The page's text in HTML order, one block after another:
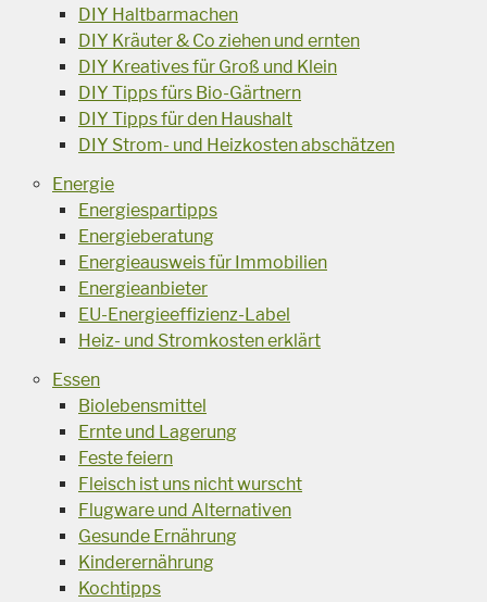
DIY Haltbarmachen
DIY Kräuter & Co ziehen und ernten
DIY Kreatives für Groß und Klein
DIY Tipps fürs Bio-Gärtnern
DIY Tipps für den Haushalt
DIY Strom- und Heizkosten abschätzen
Energie
Energiespartipps
Energieberatung
Energieausweis für Immobilien
Energieanbieter
EU-Energieeffizienz-Label
Heiz- und Stromkosten erklärt
Essen
Biolebensmittel
Ernte und Lagerung
Feste feiern
Fleisch ist uns nicht wurscht
Flugware und Alternativen
Gesunde Ernährung
Kinderernährung
Kochtipps